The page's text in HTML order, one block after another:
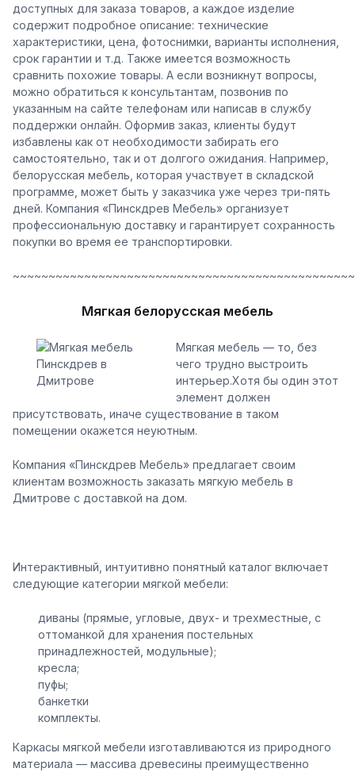
доступных для заказа товаров, а каждое изделие
содержит подробное описание: технические
характеристики, цена, фотоснимки, варианты исполнения,
срок гарантии и т.д. Также имеется возможность
сравнить похожие товары. А если возникнут вопросы,
можно обратиться к консультантам, позвонив по
указанным на сайте телефонам или написав в службу
поддержки онлайн. Оформив заказ, клиенты будут
избавлены как от необходимости забирать его
самостоятельно, так и от долгого ожидания. Например,
белорусская мебель, которая участвует в складской
программе, может быть у заказчика уже через три-пять
дней. Компания «Пинскдрев Мебель» организует
профессиональную доставку и гарантирует сохранность
покупки во время ее транспортировки.
Мягкая белорусская мебель
Мягкая мебель — то, без
чего трудно выстроить
интерьер.Хотя бы один этот
элемент должен
присутствовать, иначе существование в таком
помещении окажется неуютным.
Компания «Пинскдрев Мебель» предлагает своим
клиентам возможность заказать мягкую мебель в
Дмитрове с доставкой на дом.
Интерактивный, интуитивно понятный каталог включает
следующие категории мягкой мебели:
диваны (прямые, угловые, двух- и трехместные, с
оттоманкой для хранения постельных
принадлежностей, модульные);
кресла;
пуфы;
банкетки
комплекты.
Каркасы мягкой мебели изготавливаются из природного
материала — массива древесины преимущественно